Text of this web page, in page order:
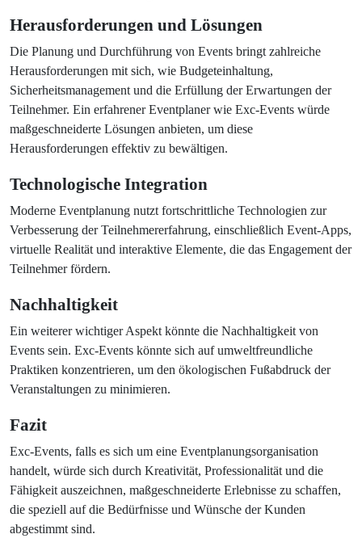
Herausforderungen und Lösungen
Die Planung und Durchführung von Events bringt zahlreiche
Herausforderungen mit sich, wie Budgeteinhaltung,
Sicherheitsmanagement und die Erfüllung der Erwartungen der
Teilnehmer. Ein erfahrener Eventplaner wie Exc-Events würde
maßgeschneiderte Lösungen anbieten, um diese
Herausforderungen effektiv zu bewältigen.
Technologische Integration
Moderne Eventplanung nutzt fortschrittliche Technologien zur
Verbesserung der Teilnehmererfahrung, einschließlich Event-Apps,
virtuelle Realität und interaktive Elemente, die das Engagement der
Teilnehmer fördern.
Nachhaltigkeit
Ein weiterer wichtiger Aspekt könnte die Nachhaltigkeit von
Events sein. Exc-Events könnte sich auf umweltfreundliche
Praktiken konzentrieren, um den ökologischen Fußabdruck der
Veranstaltungen zu minimieren.
Fazit
Exc-Events, falls es sich um eine Eventplanungsorganisation
handelt, würde sich durch Kreativität, Professionalität und die
Fähigkeit auszeichnen, maßgeschneiderte Erlebnisse zu schaffen,
die speziell auf die Bedürfnisse und Wünsche der Kunden
abgestimmt sind.